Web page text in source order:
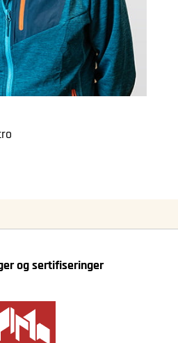
og sertifiseringer